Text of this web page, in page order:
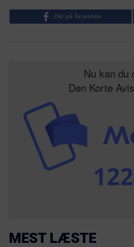
Del på Facebook
Nu kan du
Den Korte
MEST LÆSTE